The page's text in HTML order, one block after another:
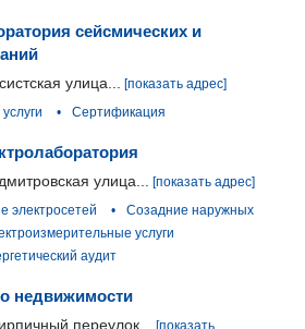
сейсмических и
улица...
[показать адрес]
• Сертификация
улица...
[показать адрес]
электросетей •
Созадние наружных
услуги
аудит
недвижимости
переулок...
[показать